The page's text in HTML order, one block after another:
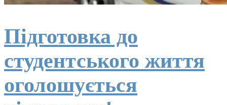
Підготовка до
студентського життя
оголошується